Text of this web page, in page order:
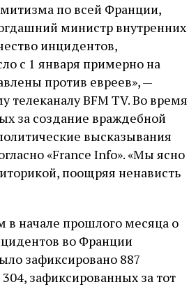
по всей Франции,
министр внутренних
инцидентов,
с 1 января примерно на
против евреев», —
телеканалу BFM TV. Во время
за создание враждебной
высказывания
«France Info». «Мы ясно
поощряя ненависть
в начале прошлого месяца о
во Франции
зафиксировано 887
зафиксированных за тот